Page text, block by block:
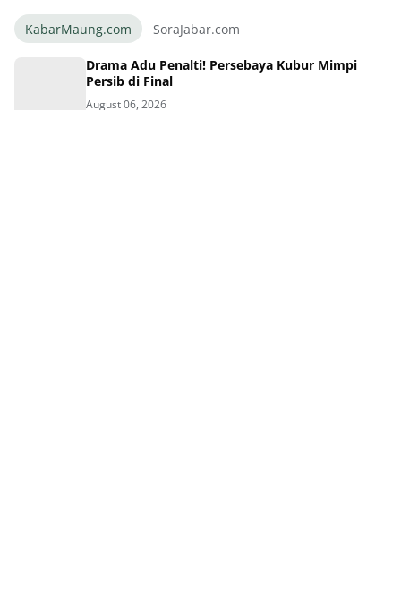
KabarMaung.com SoraJabar.com
Drama Adu Penalti! Persebaya Kubur Mimpi
Persib di Final
August 06, 2026